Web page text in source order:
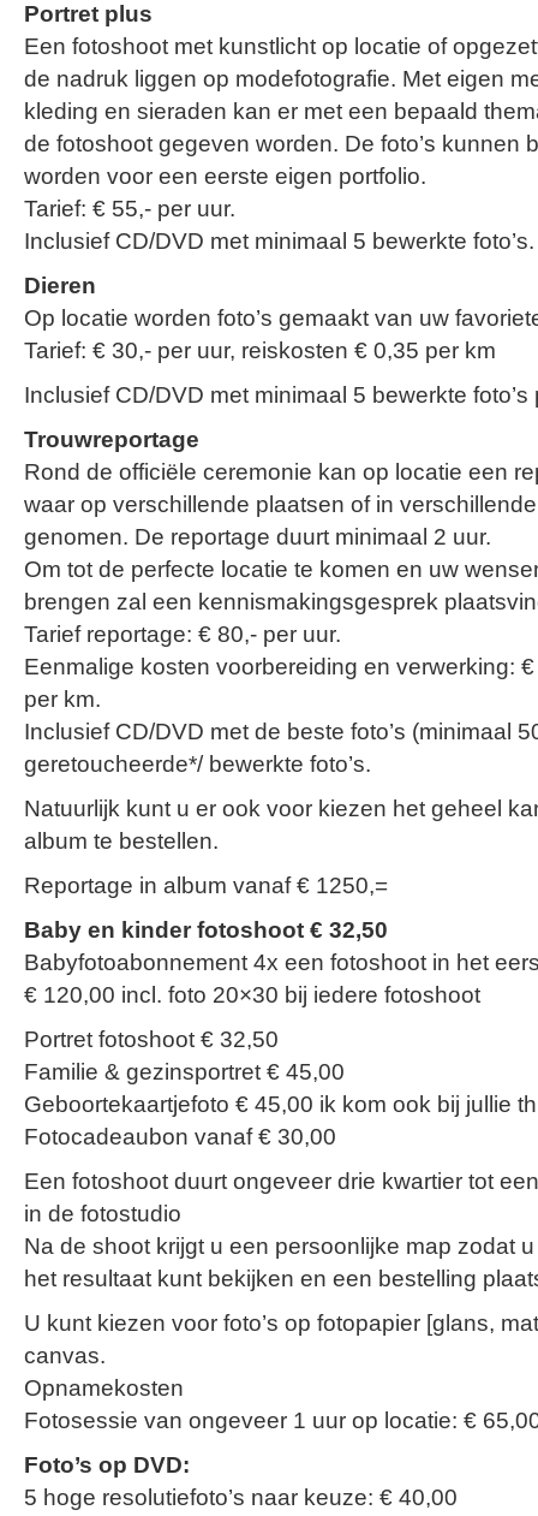
Portret plus
Een fotoshoot met kunstlicht op locatie of
de nadruk liggen op modefotografie. Met eigen
kleding en sieraden kan er met een bepaald
de fotoshoot gegeven worden. De foto’s kunnen
worden voor een eerste eigen portfolio.
Tarief: € 55,- per uur.
Inclusief CD/DVD met minimaal 5 bewerkte foto’s.
Dieren
Op locatie worden foto’s gemaakt van uw
Tarief: € 30,- per uur, reiskosten € 0,35 per km
Inclusief CD/DVD met minimaal 5 bewerkte
Trouwreportage
Rond de officiële ceremonie kan op locatie een
waar op verschillende plaatsen of in
genomen. De reportage duurt minimaal 2 uur.
Om tot de perfecte locatie te komen en uw
brengen zal een kennismakingsgesprek
Tarief reportage: € 80,- per uur.
Eenmalige kosten voorbereiding en verwerking:
per km.
Inclusief CD/DVD met de beste foto’s (minimaal
geretoucheerde*/ bewerkte foto’s.
Natuurlijk kunt u er ook voor kiezen het geheel
album te bestellen.
Reportage in album vanaf € 1250,=
Baby en kinder fotoshoot € 32,50
Babyfotoabonnement 4x een fotoshoot in het
€ 120,00 incl. foto 20×30 bij iedere fotoshoot
Portret fotoshoot € 32,50
Familie & gezinsportret € 45,00
Geboortekaartjefoto € 45,00 ik kom ook bij jullie
Fotocadeaubon vanaf € 30,00
Een fotoshoot duurt ongeveer drie kwartier tot
in de fotostudio
Na de shoot krijgt u een persoonlijke map zodat
het resultaat kunt bekijken en een bestelling
U kunt kiezen voor foto’s op fotopapier [glans,
canvas.
Opnamekosten
Fotosessie van ongeveer 1 uur op locatie: €
Foto’s op DVD:
5 hoge resolutiefoto’s naar keuze: € 40,00